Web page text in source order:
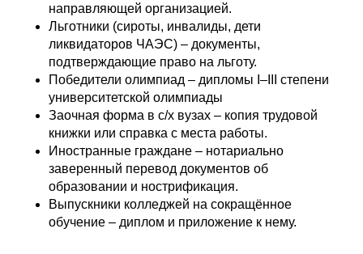
направляющей организацией.
Льготники (сироты, инвалиды, дети
ликвидаторов ЧАЭС) – документы,
подтверждающие право на льготу.
Победители олимпиад – дипломы I–III степени
университетской олимпиады
Заочная форма в с/х вузах – копия трудовой
книжки или справка с места работы.
Иностранные граждане – нотариально
заверенный перевод документов об
образовании и нострификация.
Выпускники колледжей на сокращённое
обучение – диплом и приложение к нему.